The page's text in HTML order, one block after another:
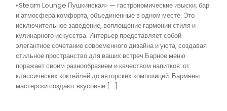
«Steam Lounge Пушкинская» — гастрономические изыски, бар
и атмосфера комфорта, объединенные в одном месте. Это
исключительное заведение, воплощение гармонии стиля и
кулинарного искусства. Интерьер представляет собой
элегантное сочетание современного дизайна и уюта, создавая
стильное пространство для ваших встреч.Барное меню
поражает своим разнообразием и качеством напитков: от
классических коктейлей до авторских композиций. Бармены
мастерски создают вкусовые […]